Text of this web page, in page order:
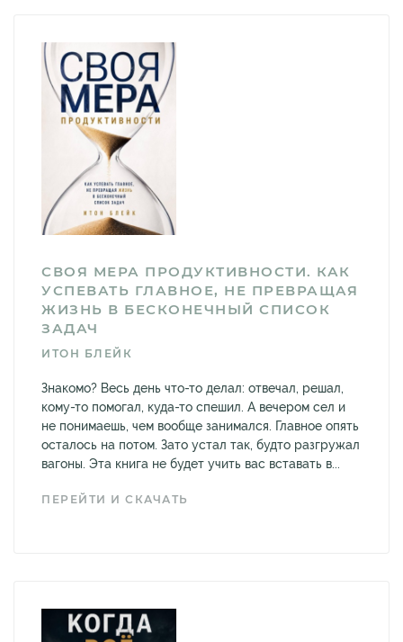
СВОЯ МЕРА ПРОДУКТИВНОСТИ. КАК
УСПЕВАТЬ ГЛАВНОЕ, НЕ ПРЕВРАЩАЯ
ЖИЗНЬ В БЕСКОНЕЧНЫЙ СПИСОК
ЗАДАЧ
ИТОН БЛЕЙК
Знакомо? Весь день что-то делал: отвечал, решал,
кому-то помогал, куда-то спешил. А вечером сел и
не понимаешь, чем вообще занимался. Главное опять
осталось на потом. Зато устал так, будто разгружал
вагоны. Эта книга не будет учить вас вставать в...
ПЕРЕЙТИ И СКАЧАТЬ